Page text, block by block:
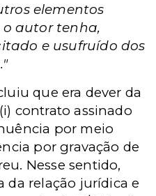
elementos
autor tenha,
e usufruído dos
que era dever da
contrato assinado
por meio
por gravação de
Nesse sentido,
da relação jurídica e